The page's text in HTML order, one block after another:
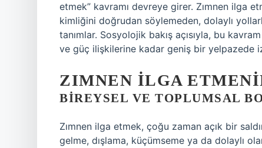
etmek” kavramı devreye girer. Zımnen ilga
kimliğini doğrudan söylemeden, dolaylı
tanımlar. Sosyolojik bakış açısıyla, bu
ve güç ilişkilerine kadar geniş bir yelpazede
ZIMNEN İLGA
BIREYSEL VE TOPLUMSAL
Zımnen ilga etmek, çoğu zaman açık bir
gelme, dışlama, küçümseme ya da dolaylı